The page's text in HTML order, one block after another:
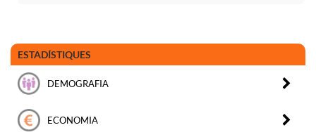
ESTADÍSTIQUES
DEMOGRAFIA
ECONOMIA